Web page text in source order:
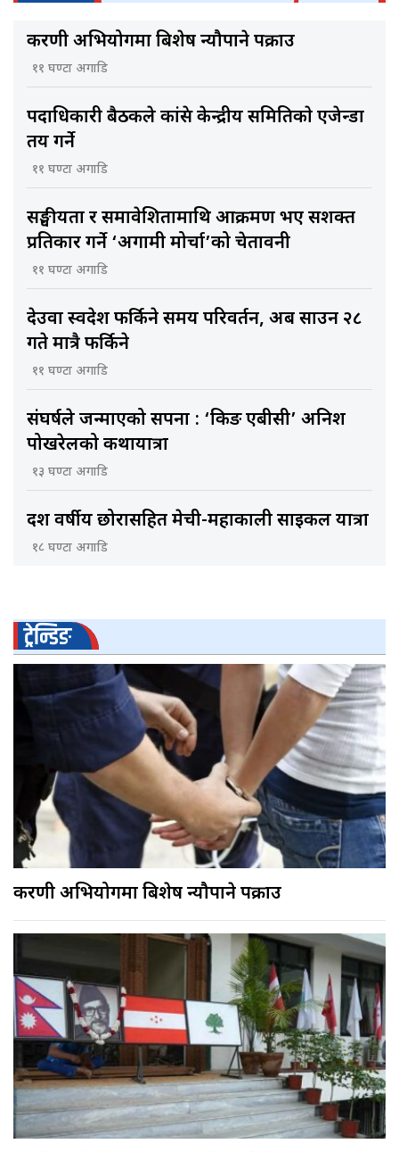
करणी अभियोगमा बिशेष न्यौपाने पक्राउ
११ घण्टा अगाडि
पदाधिकारी बैठकले कांग्रेस केन्द्रीय समितिकाे एजेन्डा
तय गर्ने
११ घण्टा अगाडि
सङ्घीयता र समावेशितामाथि आक्रमण भए सशक्त
प्रतिकार गर्ने ‘अग्रगामी मोर्चा’को चेतावनी
११ घण्टा अगाडि
देउवा स्वदेश फर्किने समय परिवर्तन, अब साउन २८
गते मात्रै फर्किने
११ घण्टा अगाडि
संघर्षले जन्माएको सपना : ‘किङ एबीसी’ अनिश
पोखरेलको कथायात्रा
१३ घण्टा अगाडि
दश वर्षीय छोरासहित मेची-महाकाली साइकल यात्रा
१८ घण्टा अगाडि
ट्रेन्डिङ
करणी अभियोगमा बिशेष न्यौपाने पक्राउ